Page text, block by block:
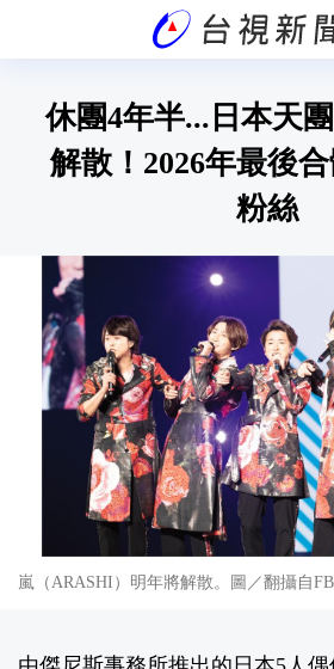
休團4年半...日本天
解散！2026年最後
粉絲
嵐（ARASHI）明年將解散。圖／翻攝自